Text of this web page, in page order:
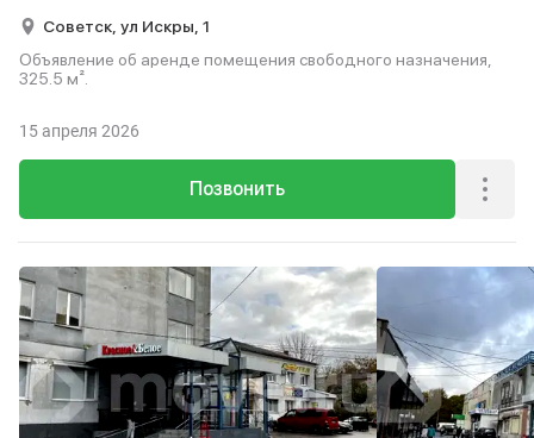
Советск, ул Искры, 1
Объявление об аренде помещения свободного назначения,
325.5 м².
Позвонить
15 апреля 2026